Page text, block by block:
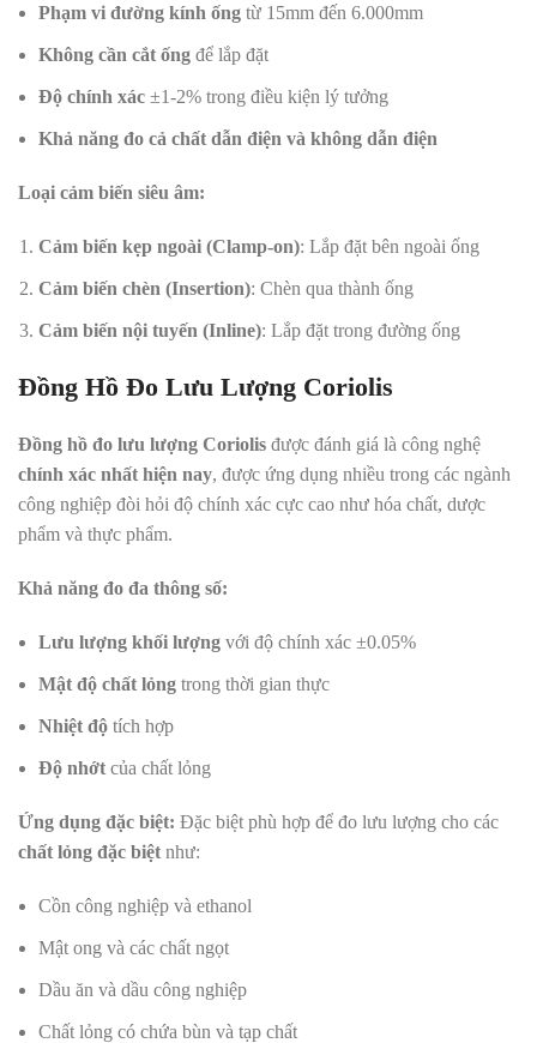
Phạm vi đường kính ống từ 15mm đến 6.000mm
Không cần cắt ống để lắp đặt
Độ chính xác ±1-2% trong điều kiện lý tưởng
Khả năng đo cả chất dẫn điện và không dẫn điện
Loại cảm biến siêu âm:
Cảm biến kẹp ngoài (Clamp-on): Lắp đặt bên ngoài ống
Cảm biến chèn (Insertion): Chèn qua thành ống
Cảm biến nội tuyến (Inline): Lắp đặt trong đường ống
Đồng Hồ Đo Lưu Lượng Coriolis
Đồng hồ đo lưu lượng Coriolis được đánh giá là công nghệ
chính xác nhất hiện nay, được ứng dụng nhiều trong các ngành
công nghiệp đòi hỏi độ chính xác cực cao như hóa chất, dược
phẩm và thực phẩm.
Khả năng đo đa thông số:
Lưu lượng khối lượng với độ chính xác ±0.05%
Mật độ chất lỏng trong thời gian thực
Nhiệt độ tích hợp
Độ nhớt của chất lỏng
Ứng dụng đặc biệt: Đặc biệt phù hợp để đo lưu lượng cho các
chất lỏng đặc biệt như:
Cồn công nghiệp và ethanol
Mật ong và các chất ngọt
Dầu ăn và dầu công nghiệp
Chất lỏng có chứa bùn và tạp chất